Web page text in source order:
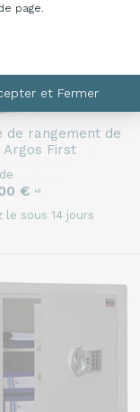
page.
et Fermer
de rangement de
Argos First
€ HT
le sous 14 jours